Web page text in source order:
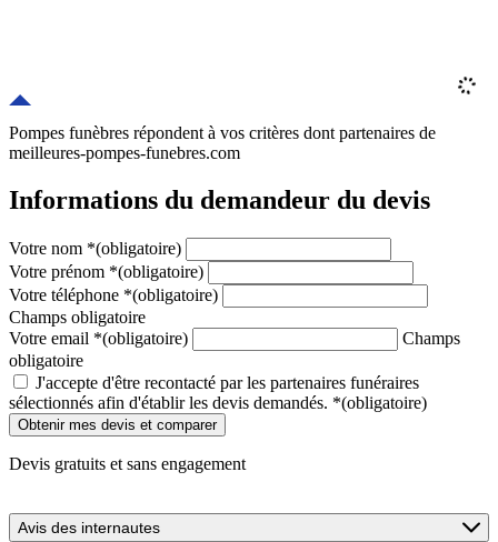
Pompes funèbres répondent à vos critères dont partenaires de
meilleures-pompes-funebres.com
Informations du demandeur du devis
Votre nom *(obligatoire)
Votre prénom *(obligatoire)
Votre téléphone *(obligatoire)
Champs obligatoire
Votre email *(obligatoire)
Champs
obligatoire
J'accepte d'être recontacté par les partenaires funéraires
sélectionnés afin d'établir les devis demandés. *(obligatoire)
Devis gratuits et sans engagement
Avis des internautes